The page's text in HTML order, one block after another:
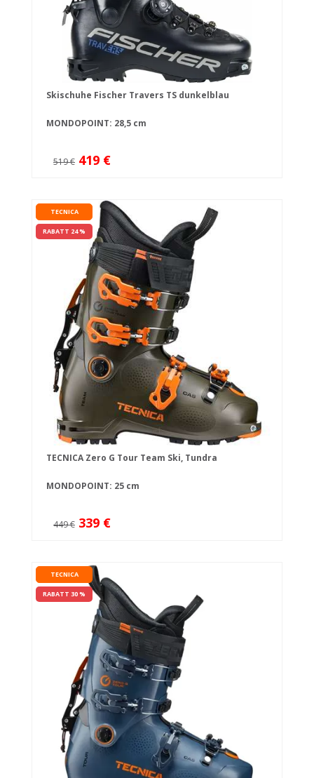
Skischuhe Fischer Travers TS dunkelblau
MONDOPOINT: 28,5 cm
519 € 419 €
TECNICA
RABATT 24 %
TECNICA Zero G Tour Team Ski, Tundra
MONDOPOINT: 25 cm
449 € 339 €
TECNICA
RABATT 30 %